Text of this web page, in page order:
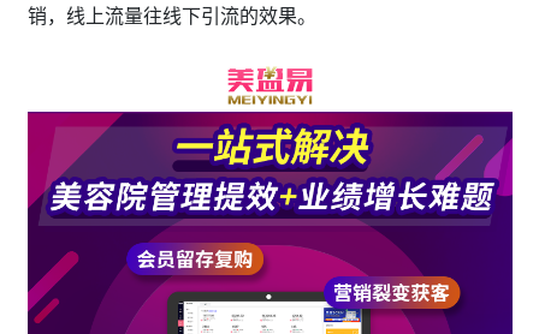
销，线上流量往线下引流的效果。